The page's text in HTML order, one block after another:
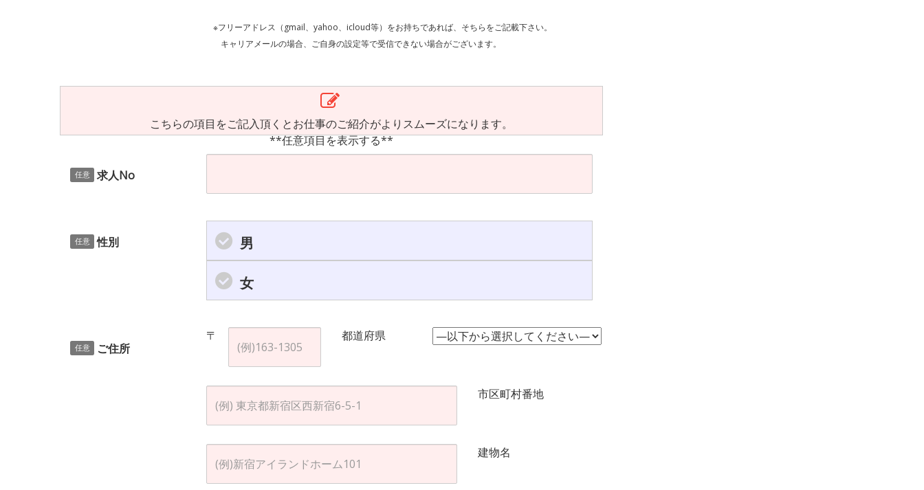
※フリーアドレス（gmail、yahoo、icloud等）をお持ちであれば、そちらをご記載下さい。
キャリアメールの場合、ご自身の設定等で受信できない場合がございます。
こちらの項目をご記入頂くとお仕事のご紹介がよりスムーズになります。
**任意項目を表示する**
任意 求人No
任意 性別 男
女
任意 ご住所
〒 都道府県
市区町村番地
建物名